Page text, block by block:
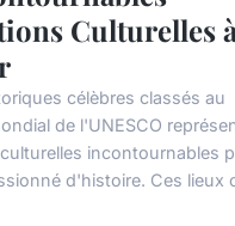
Culturelles à
célèbres classés au
de l'UNESCO
incontournables
d'histoire. Ces lieux